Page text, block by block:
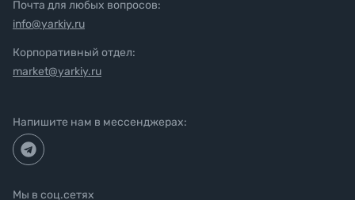
Почта для любых вопросов:
info@yarkiy.ru
Корпоративный отдел:
market@yarkiy.ru
Напишите нам в мессенджерах:
Мы в соц.сетях